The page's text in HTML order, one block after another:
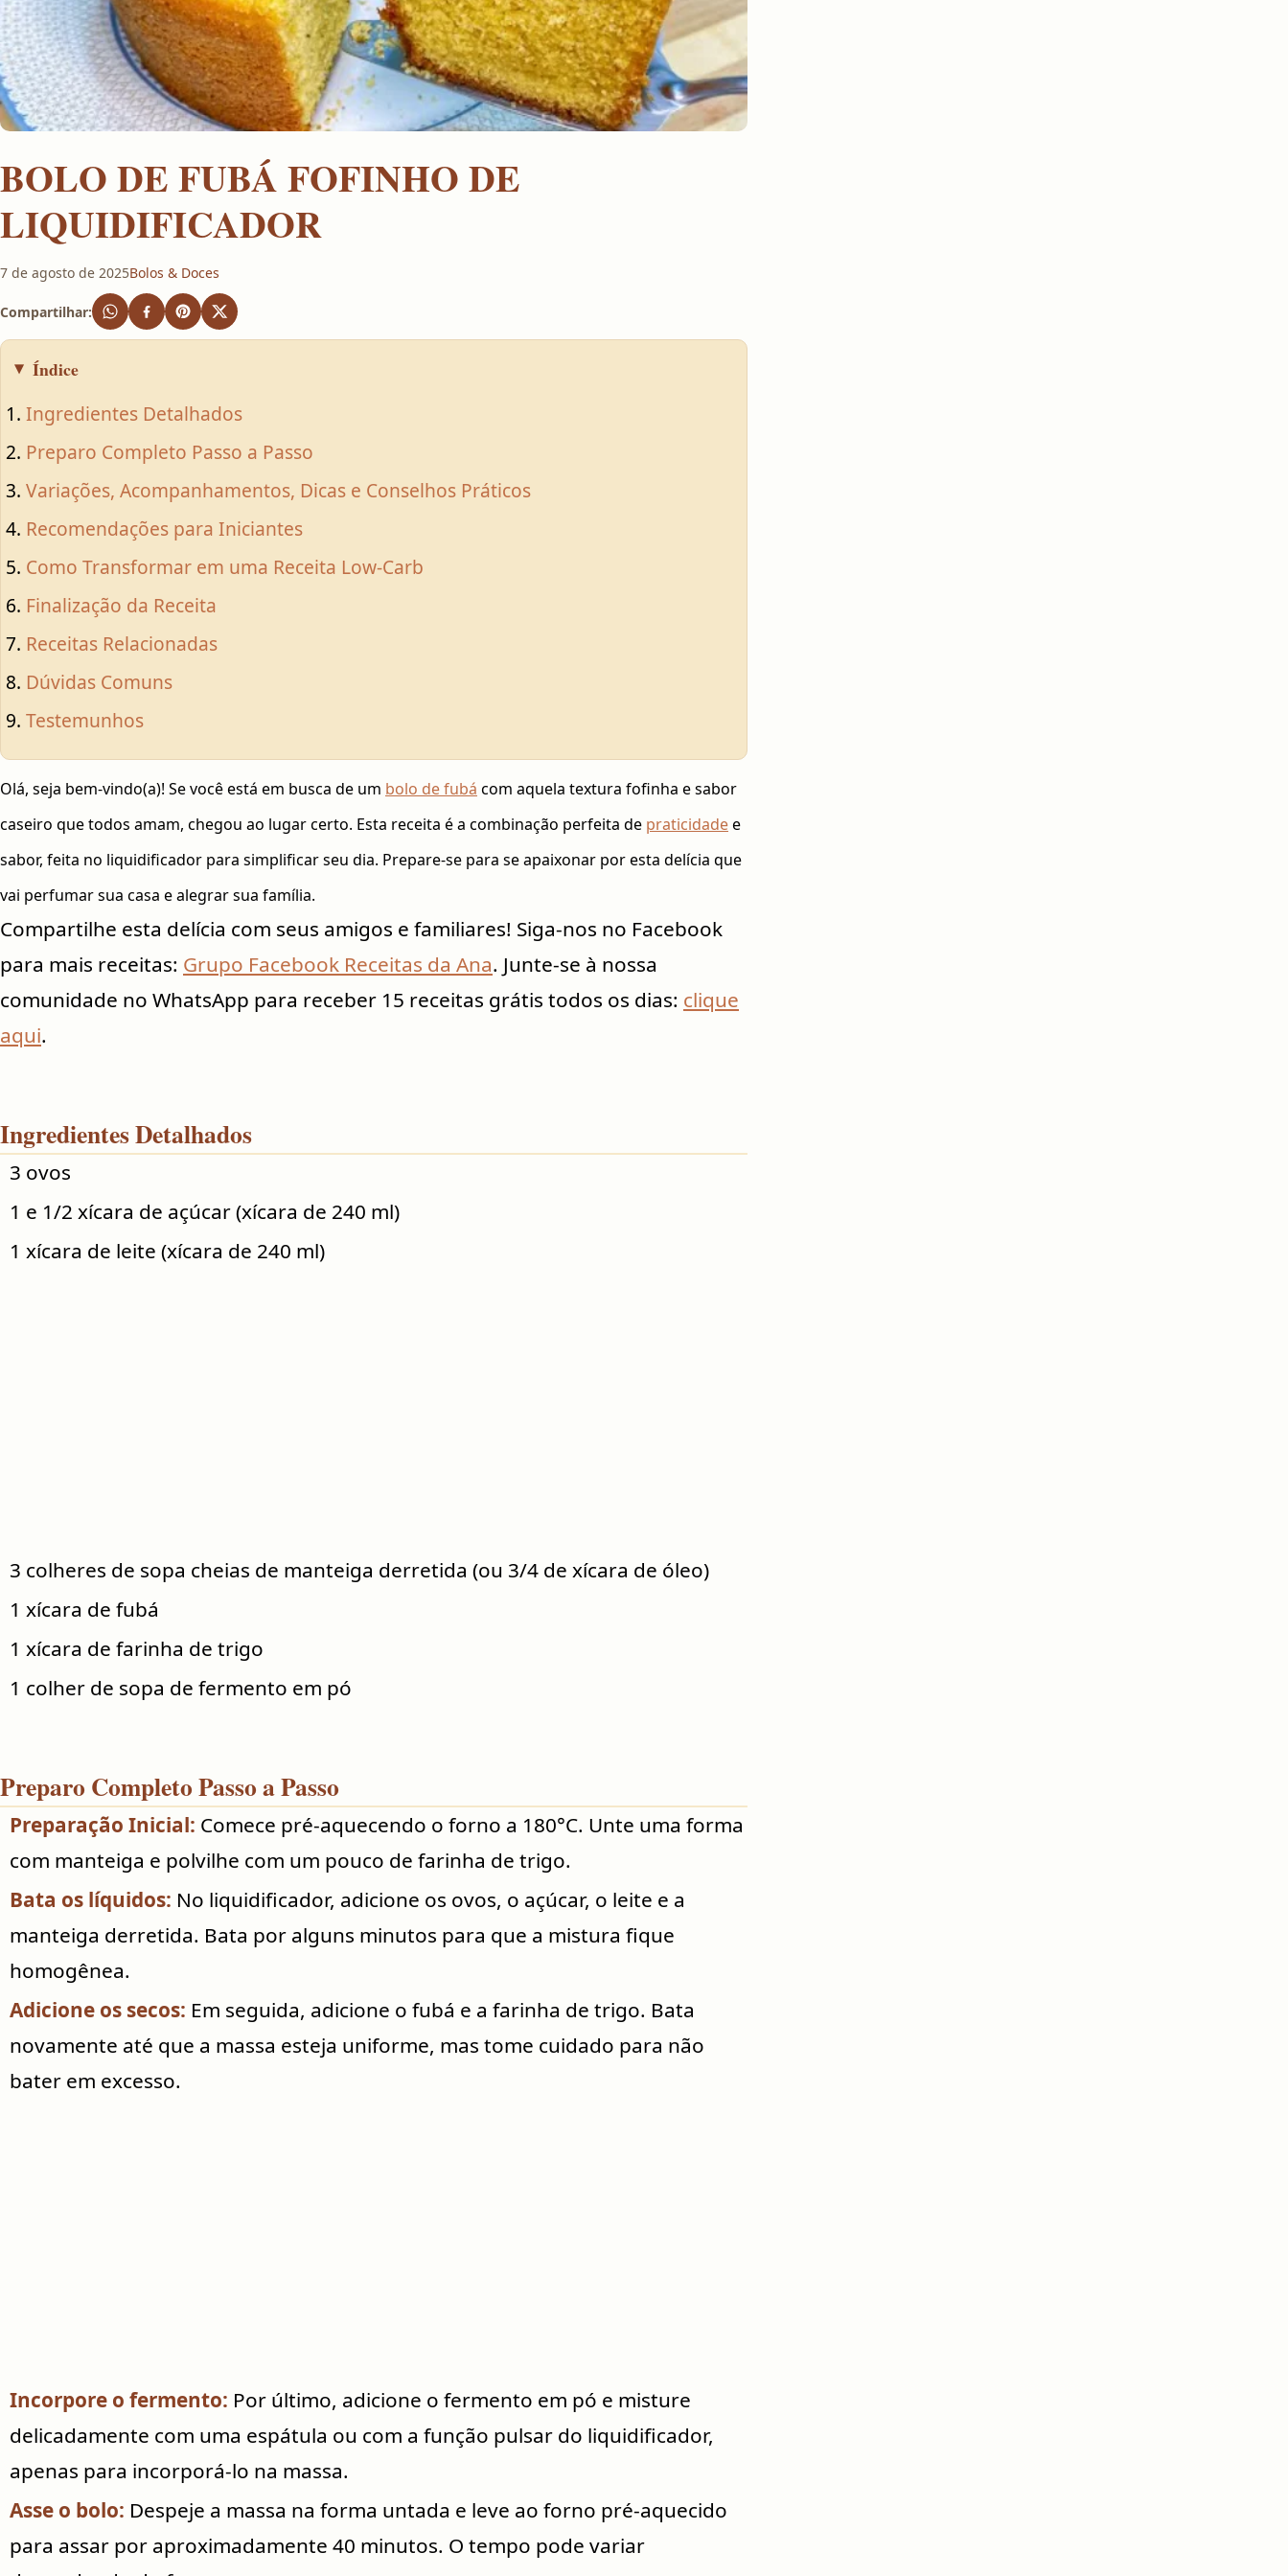
BOLO DE FUBÁ FOFINHO DE
LIQUIDIFICADOR
7 de agosto de 2025Bolos & Doces
Compartilhar:
Índice
Ingredientes Detalhados
Preparo Completo Passo a Passo
Variações, Acompanhamentos, Dicas e Conselhos Práticos
Recomendações para Iniciantes
Como Transformar em uma Receita Low-Carb
Finalização da Receita
Receitas Relacionadas
Dúvidas Comuns
Testemunhos
Olá, seja bem-vindo(a)! Se você está em busca de um bolo de fubá com aquela textura fofinha e sabor
caseiro que todos amam, chegou ao lugar certo. Esta receita é a combinação perfeita de praticidadee
sabor, feita no liquidificador para simplificar seu dia. Prepare-se para se apaixonar por esta delícia que
vai perfumar sua casa e alegrar sua família.
Compartilhe esta delícia com seus amigos e familiares! Siga-nos no Facebook
para mais receitas: Grupo Facebook Receitas da Ana. Junte-se à nossa
comunidade no WhatsApp para receber 15 receitas grátis todos os dias: clique
aqui.
Ingredientes Detalhados
3 ovos
1 e 1/2 xícara de açúcar (xícara de 240 ml)
1 xícara de leite (xícara de 240 ml)
3 colheres de sopa cheias de manteiga derretida (ou 3/4 de xícara de óleo)
1 xícara de fubá
1 xícara de farinha de trigo
1 colher de sopa de fermento em pó
Preparo Completo Passo a Passo
Preparação Inicial: Comece pré-aquecendo o forno a 180°C. Unte uma forma
com manteiga e polvilhe com um pouco de farinha de trigo.
Bata os líquidos: No liquidificador, adicione os ovos, o açúcar, o leite e a
manteiga derretida. Bata por alguns minutos para que a mistura fique
homogênea.
Adicione os secos: Em seguida, adicione o fubá e a farinha de trigo. Bata
novamente até que a massa esteja uniforme, mas tome cuidado para não
bater em excesso.
Incorpore o fermento: Por último, adicione o fermento em pó e misture
delicadamente com uma espátula ou com a função pulsar do liquidificador,
apenas para incorporá-lo na massa.
Asse o bolo: Despeje a massa na forma untada e leve ao forno pré-aquecido
para assar por aproximadamente 40 minutos. O tempo pode variar